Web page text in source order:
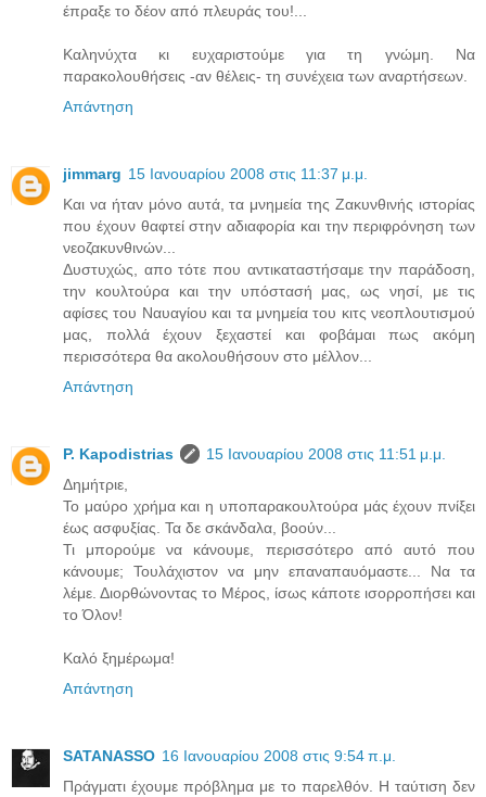
έπραξε το δέον από πλευράς του!...
Καληνύχτα κι ευχαριστούμε για τη γνώμη. Να
παρακολουθήσεις -αν θέλεις- τη συνέχεια των αναρτήσεων.
Απάντηση
jimmarg 15 Ιανουαρίου 2008 στις 11:37 μ.μ.
Και να ήταν μόνο αυτά, τα μνημεία της Ζακυνθινής ιστορίας
που έχουν θαφτεί στην αδιαφορία και την περιφρόνηση των
νεοζακυνθινών...
Δυστυχώς, απο τότε που αντικαταστήσαμε την παράδοση,
την κουλτούρα και την υπόστασή μας, ως νησί, με τις
αφίσες του Ναυαγίου και τα μνημεία του κιτς νεοπλουτισμού
μας, πολλά έχουν ξεχαστεί και φοβάμαι πως ακόμη
περισσότερα θα ακολουθήσουν στο μέλλον...
Απάντηση
P. Kapodistrias
15 Ιανουαρίου 2008 στις 11:51 μ.μ.
Δημήτριε,
Το μαύρο χρήμα και η υποπαρακουλτούρα μάς έχουν πνίξει
έως ασφυξίας. Τα δε σκάνδαλα, βοούν...
Τι μπορούμε να κάνουμε, περισσότερο από αυτό που
κάνουμε; Τουλάχιστον να μην επαναπαυόμαστε... Να τα
λέμε. Διορθώνοντας το Μέρος, ίσως κάποτε ισορροπήσει και
το Όλον!
Καλό ξημέρωμα!
Απάντηση
SATANASSO 16 Ιανουαρίου 2008 στις 9:54 π.μ.
Πράγματι έχουμε πρόβλημα με το παρελθόν. Η ταύτιση δεν